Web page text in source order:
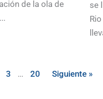
de la ola de
se
3 … 20 Siguiente »